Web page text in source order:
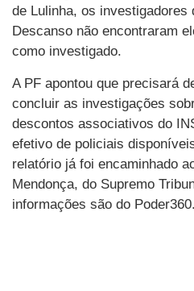
de Lulinha, os investigadores
Descanso não encontraram
como investigado.
A PF apontou que precisará
concluir as investigações
descontos associativos do
efetivo de policiais
relatório já foi encaminhado
Mendonça, do Supremo
informações são do Poder360.